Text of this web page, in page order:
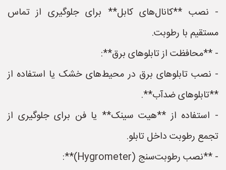
- نصب **کانال‌های کابل** برای جلوگیری از تماس
مستقیم با رطوبت.
- **محافظت از تابلوهای برق**:
- نصب تابلوهای برق در محیط‌های خشک یا استفاده از
**تابلوهای ضدآب**.
- استفاده از **هیت سینک** یا فن برای جلوگیری از
تجمع رطوبت داخل تابلو.
- **نصب رطوبت‌سنج (Hygrometer)**: